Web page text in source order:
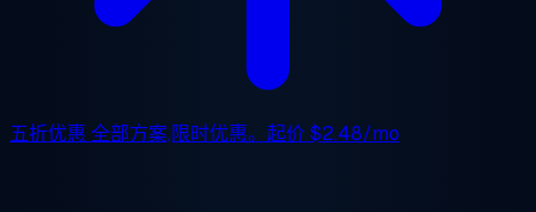
五折优惠 全部方案,限时优惠。起价$2.48/mo